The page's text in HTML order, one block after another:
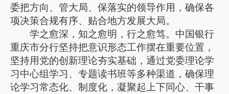
委把方向、管大局、保落实的领导作用，确保各
项决策合规有序、贴合地方发展大局。
学之愈深，知之愈明，行之愈笃。中国银行
重庆市分行坚持把意识形态工作摆在重要位置，
坚持用党的创新理论夯实基础，通过党委理论学
习中心组学习、专题读书班等多种渠道，确保理
论学习常态化、制度化，凝聚起上下同心、干事